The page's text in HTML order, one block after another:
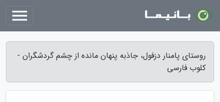
روستای پامنار دزفول، جاذبه پنهان مانده از چشم گردشگران -
کلوب فارسی